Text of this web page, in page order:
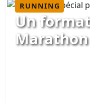
RUNNING
Un